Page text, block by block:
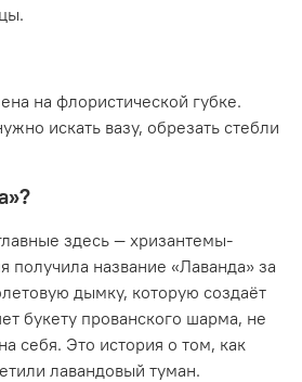
на флористической губке.
искать вазу, обрезать стебли
здесь — хризантемы-
получила название «Лаванда» за
дымку, которую создаёт
букету прованского шарма, не
себя. Это история о том, как
лавандовый туман.